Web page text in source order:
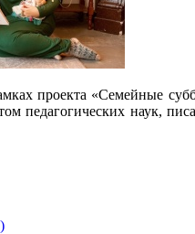
проекта «Семейные
педагогических наук,